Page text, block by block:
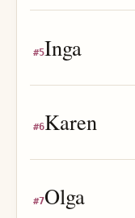
#5Inga
#6Karen
#7Olga